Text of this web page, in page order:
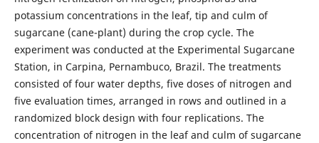
potassium concentrations in the leaf, tip and culm of
sugarcane (cane-plant) during the crop cycle. The
experiment was conducted at the Experimental Sugarcane
Station, in Carpina, Pernambuco, Brazil. The treatments
consisted of four water depths, five doses of nitrogen and
five evaluation times, arranged in rows and outlined in a
randomized block design with four replications. The
concentration of nitrogen in the leaf and culm of sugarcane